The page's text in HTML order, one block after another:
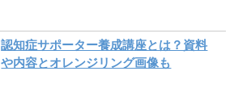
認知症サポーター養成講座とは？資料
や内容とオレンジリング画像も